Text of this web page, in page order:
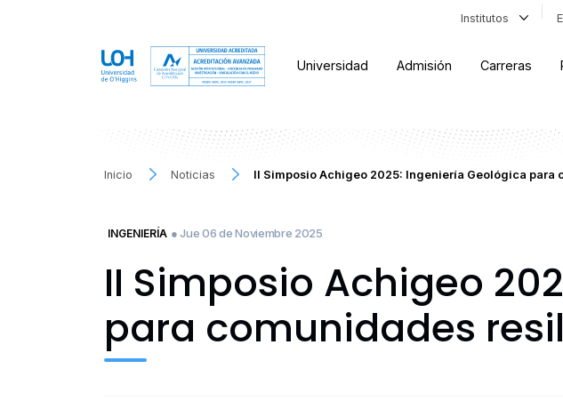
Institutos
Universidad Admisión Carreras
Inicio Noticias II Simposio Achigeo 2025: Ingeniería Geológica para
INGENIERÍA ● Jue 06 de Noviembre 2025
II Simposio Achigeo
para comunidades